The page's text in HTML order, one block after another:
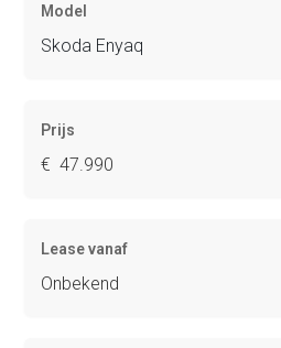
Model
Skoda Enyaq
Prijs
€ 47.990
Lease vanaf
Onbekend